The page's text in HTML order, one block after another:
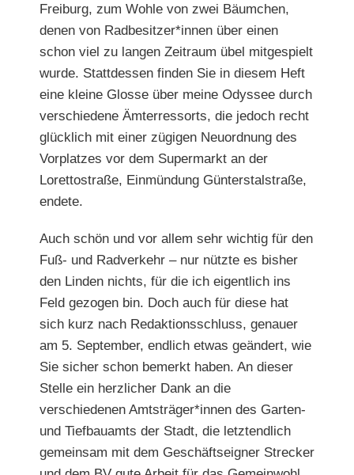
Freiburg, zum Wohle von zwei Bäumchen,
denen von Radbesitzer*innen über einen
schon viel zu langen Zeitraum übel mitgespielt
wurde. Stattdessen finden Sie in diesem Heft
eine kleine Glosse über meine Odyssee durch
verschiedene Ämterressorts, die jedoch recht
glücklich mit einer zügigen Neuordnung des
Vorplatzes vor dem Supermarkt an der
Lorettostraße, Einmündung Günterstalstraße,
endete.
Auch schön und vor allem sehr wichtig für den
Fuß- und Radverkehr – nur nützte es bisher
den Linden nichts, für die ich eigentlich ins
Feld gezogen bin. Doch auch für diese hat
sich kurz nach Redaktionsschluss, genauer
am 5. September, endlich etwas geändert, wie
Sie sicher schon bemerkt haben. An dieser
Stelle ein herzlicher Dank an die
verschiedenen Amtsträger*innen des Garten-
und Tiefbauamts der Stadt, die letztendlich
gemeinsam mit dem Geschäftseigner Strecker